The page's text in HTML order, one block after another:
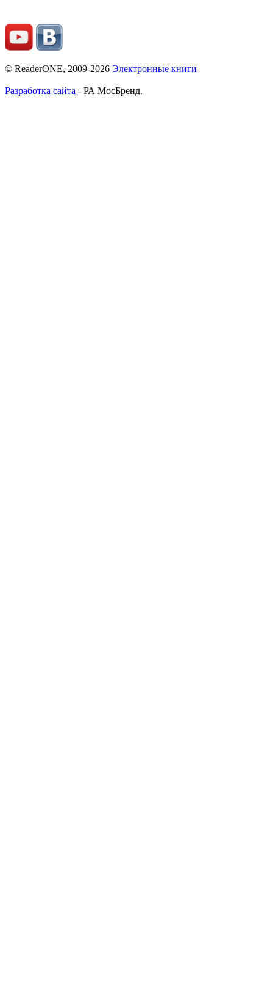
© ReaderONE, 2009-2026 Электронные книги
Разработка сайта - РА МосБренд.